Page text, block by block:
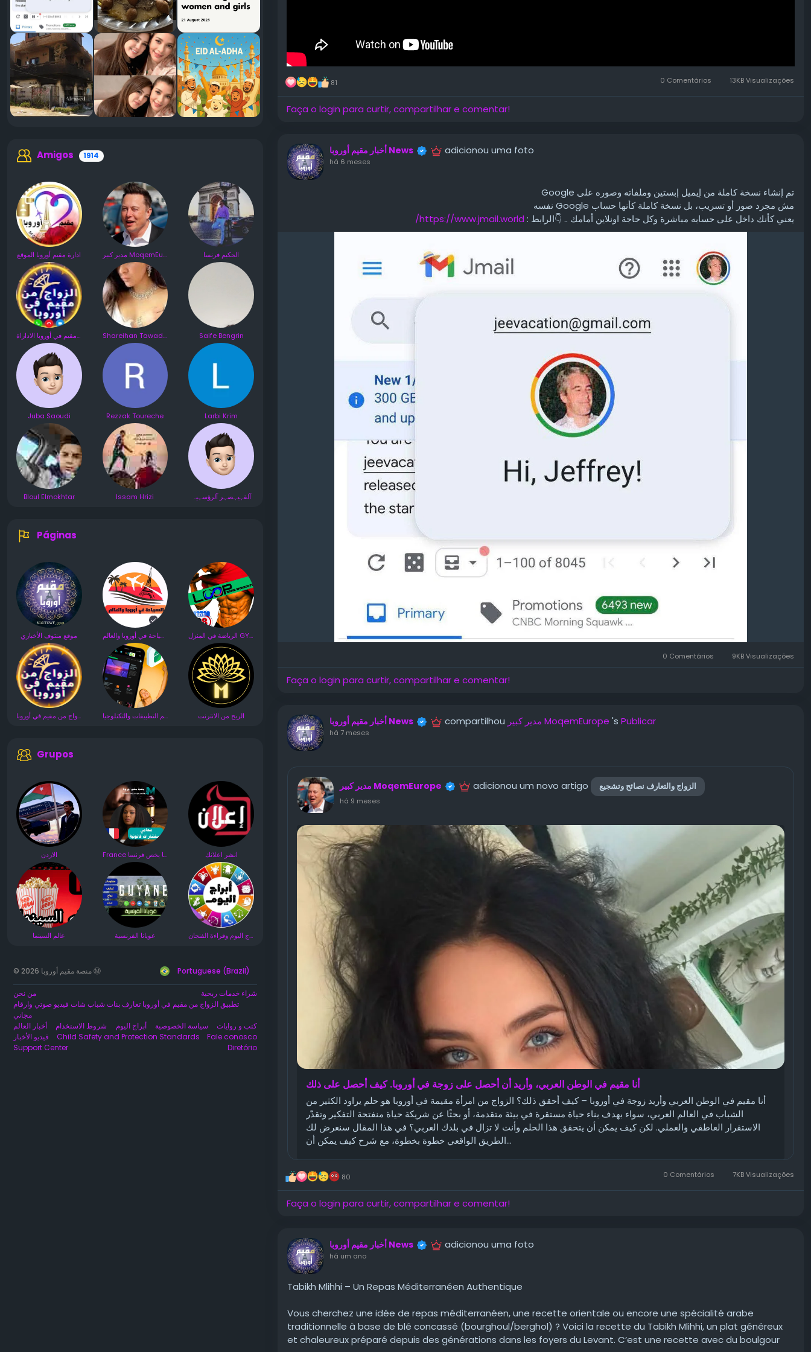
Amigos 1914
ادارة مقيم أوروبا الموقع مدير كبير MoqemEurope الحكيم فرنسا
الزواج من مقيم في أوروبا الاداراة Shareihan Tawadros Saife Bengrin
Juba Saoudi Rezzak Toureche Larbi Krim
Bloul Elmokhtar Issam Hrizi آلقہيہصہر آلرؤسہيہ
Páginas
موقع منتوف الأخباري السياحة في أوروبا والعالم الرياضة في المنزل GYM
الزواج من مقيم في أوروبا عالم التطبيقات والتكنلوجيا الربح من الانترنت
Grupos
الاردن France كل ما يخص فرنسا 🇫🇷 مجموعة انشر اعلانك
عالم السينما غويانا الفرنسية أبراج اليوم وقراءة الفنجان
© 2026 منصة مقيم أوروبا Ⓜ️ Portuguese (Brazil)
من نحن
شراء خدمات ربحية
تطبيق الزواج من مقيم في أوروبا تعارف بنات شباب شات فيديو صوتي وارقام
مجاني
أخبار العالم
شروط الاستخدام أبراج اليوم سياسة الخصوصية
كتب و روايات
فيديو الأخبار
Child Safety and Protection Standards
Fale conosco
Support Center
Diretório
81 0 Comentários 13KB Visualizações
Faça o login para curtir, compartilhar e comentar!
أخبار مقيم أوروبا News adicionou uma foto
há 6 meses
تم إنشاء نسخة كاملة من إيميل إبستين وملفاته وصوره على Google
‏مش مجرد صور أو تسريب، بل نسخة كاملة كأنها حساب Google نفسه
‏يعني كأنك داخل على حسابه مباشرة وكل حاجة اونلاين أمامك .. 👇الرابط : https://www.jmail.world/
0 Comentários 9KB Visualizações
Faça o login para curtir, compartilhar e comentar!
أخبار مقيم أوروبا News compartilhou مدير كبير MoqemEurope 's Publicar
há 7 meses
مدير كبير MoqemEurope adicionou um novo artigo الزواج والتعارف نصائح وتشجيع
há 9 meses
أنا مقيم في الوطن العربي، وأريد أن أحصل على زوجة في أوروبا. كيف أحصل على ذلك
أنا مقيم في الوطن العربي وأريد زوجة في أوروبا – كيف أحقق ذلك؟ الزواج من امرأة مقيمة في أوروبا هو حلم يراود الكثير من
الشباب في العالم العربي، سواء بهدف بناء حياة مستقرة في بيئة متقدمة، أو بحثًا عن شريكة حياة منفتحة التفكير وتقدّر
الاستقرار العاطفي والعملي. لكن كيف يمكن أن يتحقق هذا الحلم وأنت لا تزال في بلدك العربي؟ في هذا المقال سنعرض لك
الطريق الواقعي خطوة بخطوة، مع شرح كيف يمكن أن...
80 0 Comentários 7KB Visualizações
Faça o login para curtir, compartilhar e comentar!
أخبار مقيم أوروبا News adicionou uma foto
há um ano
Tabikh Mlihhi – Un Repas Méditerranéen Authentique
Vous cherchez une idée de repas méditerranéen, une recette orientale ou encore une spécialité arabe
traditionnelle à base de blé concassé (bourghoul/berghol) ? Voici la recette du Tabikh Mlihhi, un plat généreux
et chaleureux préparé depuis des générations dans les foyers du Levant. C’est une recette avec du boulgour